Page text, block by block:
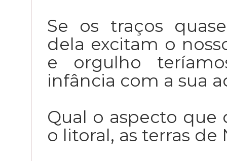
Se os traços
dela excitam o
e orgulho
infância com a sua
Qual o aspecto que
o litoral, as terras